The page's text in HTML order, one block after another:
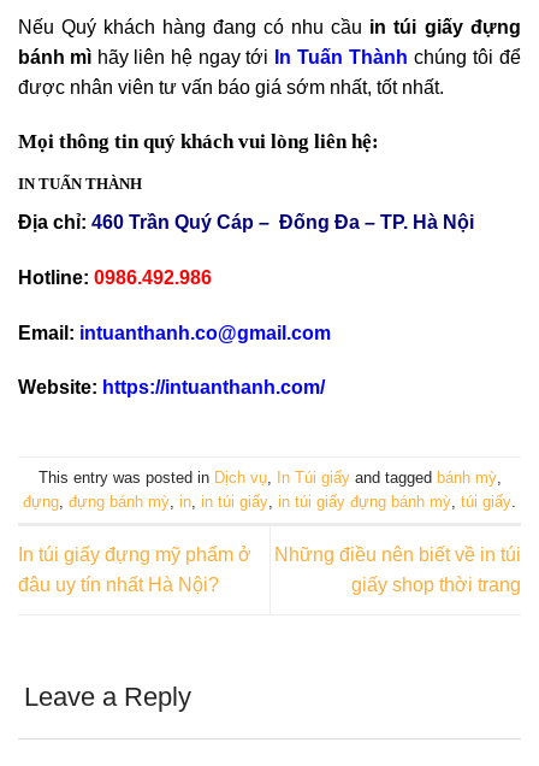
Nếu Quý khách hàng đang có nhu cầu in túi giấy đựng
bánh mì hãy liên hệ ngay tới In Tuấn Thành chúng tôi để
được nhân viên tư vấn báo giá sớm nhất, tốt nhất.
Mọi thông tin quý khách vui lòng liên hệ:
IN TUẤN THÀNH
Địa chỉ: 460 Trần Quý Cáp – Đống Đa – TP. Hà Nội
Hotline: 0986.492.986
Email: intuanthanh.co@gmail.com
Website: https://intuanthanh.com/
This entry was posted in Dịch vụ, In Túi giấyand tagged bánh mỳ,
đựng đựng bánh mỳ in in túi giấy in túi giấy đựng bánh mỳ túi giấy
In túi giấy đựng mỹ phẩm ở
đâu uy tín nhất Hà Nội?
Những điều nên biết về in túi
giấy shop thời trang
Leave a Reply